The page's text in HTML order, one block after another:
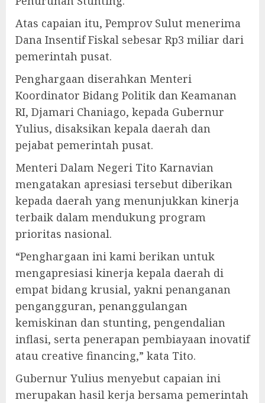
Atas capaian itu, Pemprov Sulut menerima
Dana Insentif Fiskal sebesar Rp3 miliar dari
pemerintah pusat.
Penghargaan diserahkan Menteri
Koordinator Bidang Politik dan Keamanan
RI, Djamari Chaniago, kepada Gubernur
Yulius, disaksikan kepala daerah dan
pejabat pemerintah pusat.
Menteri Dalam Negeri Tito Karnavian
mengatakan apresiasi tersebut diberikan
kepada daerah yang menunjukkan kinerja
terbaik dalam mendukung program
prioritas nasional.
“Penghargaan ini kami berikan untuk
mengapresiasi kinerja kepala daerah di
empat bidang krusial, yakni penanganan
pengangguran, penanggulangan
kemiskinan dan stunting, pengendalian
inflasi, serta penerapan pembiayaan inovatif
atau creative financing,” kata Tito.
Gubernur Yulius menyebut capaian ini
merupakan hasil kerja bersama pemerintah